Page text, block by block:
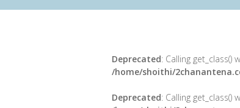
Deprecated: Calling
/home/shoithi/
Deprecated: Calling